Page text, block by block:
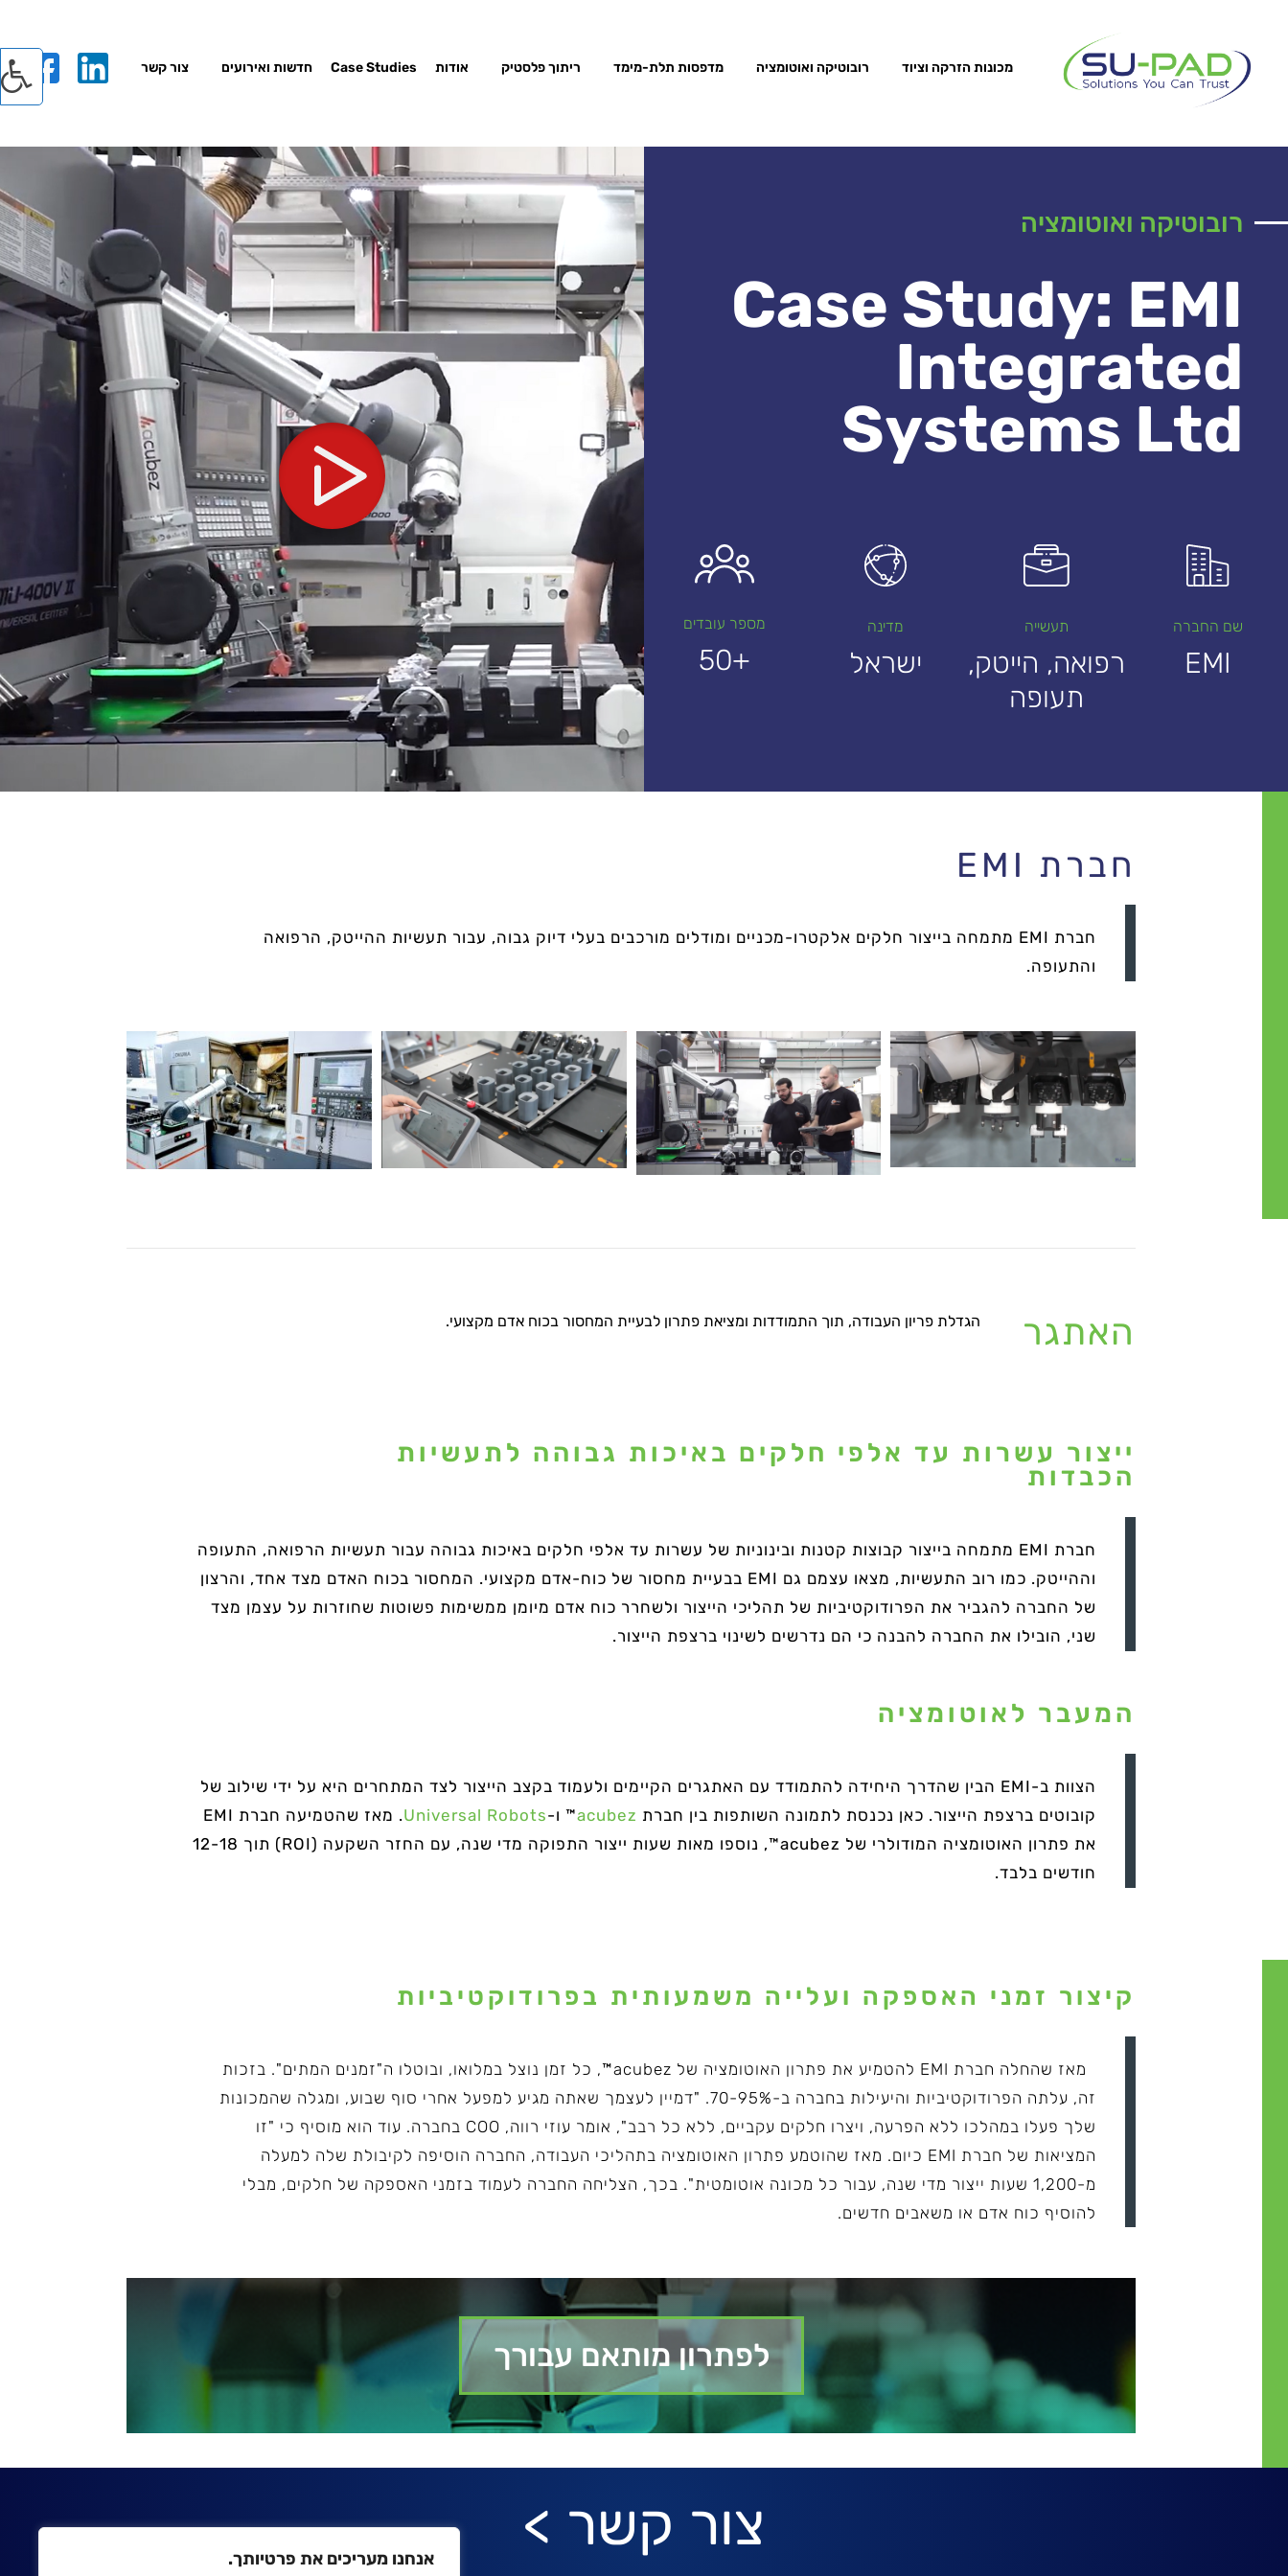
אנחנו מעריכים את פרטיותך.
מכונות הזרקה וציוד רובוטיקה ואוטומציה מדפסות תלת-מימד ריתוך פלסטיק אודות Case Studies חדשות ואירועים צור קשר
רובוטיקה ואוטומציה
Case Study: EMI
Integrated
Systems Ltd
מספר עובדים
50+
מדינה
ישראל
תעשייה
רפואה, הייטק,
תעופה
שם החברה
EMI
חברת EMI
חברת EMI מתמחה בייצור חלקים אלקטרו-מכניים ומודלים מורכבים בעלי דיוק גבוה, עבור תעשיות ההייטק, הרפואה
והתעופה.
הגדלת פריון העבודה, תוך התמודדות ומציאת פתרון לבעיית המחסור בכוח אדם מקצועי. האתגר
ייצור עשרות עד אלפי חלקים באיכות גבוהה לתעשיות
הכבדות
חברת EMI מתמחה בייצור קבוצות קטנות ובינוניות של עשרות עד אלפי חלקים באיכות גבוהה עבור תעשיות הרפואה, התעופה
וההייטק. כמו רוב התעשיות, מצאו עצמם גם EMI בבעיית מחסור של כוח-אדם מקצועי. המחסור בכוח האדם מצד אחד, והרצון
של החברה להגביר את הפרודוקטיביות של תהליכי הייצור ולשחרר כוח אדם מיומן ממשימות פשוטות שחוזרות על עצמן מצד
שני, הובילו את החברה להבנה כי הם נדרשים לשינוי ברצפת הייצור.
המעבר לאוטומציה
הצוות ב-EMI הבין שהדרך היחידה להתמודד עם האתגרים הקיימים ולעמוד בקצב הייצור לצד המתחרים היא על ידי שילוב של
קובוטים ברצפת הייצור. כאן נכנסת לתמונה השותפות בין חברת acubez™ ו-Universal Robots
. מאז שהטמיעה חברת EMI
את פתרון האוטומציה המודולרי של acubez™, נוספו מאות שעות ייצור התפוקה מדי שנה, עם החזר השקעה (ROI) תוך 12-18
חודשים בלבד.
קיצור זמני האספקה ועלייה משמעותית בפרודוקטיביות
מאז שהחלה חברת EMI להטמיע את פתרון האוטומציה של acubez™, כל זמן נוצל במלואו, ובוטלו ה"זמנים המתים". בזכות
זה, עלתה הפרודוקטיביות והיעילות בחברה ב-70-95%. "דמיין לעצמך שאתה מגיע למפעל אחרי סוף שבוע, ומגלה שהמכונות
שלך פעלו במהלכו ללא הפרעה, ויצרו חלקים עקביים, ללא כל רבב", אומר עוזי רווה, COO בחברה. עוד הוא מוסיף כי "זו
המציאות של חברת EMI כיום. מאז שהוטמע פתרון האוטומציה בתהליכי העבודה, החברה הוסיפה לקיבולת שלה למעלה
מ-1,200 שעות ייצור מדי שנה, עבור כל מכונה אוטומטית". בכך, הצליחה החברה לעמוד בזמני האספקה של חלקים, מבלי
להוסיף כוח אדם או משאבים חדשים.
לפתרון מותאם עבורך
צור קשר >